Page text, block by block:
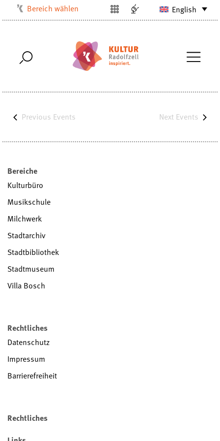
Bereich wählen
Musikschule
Stadtmuseum
Stadtbibliothek
Radolfzell1200
English
Previous Events Next Events
Bereiche
Kulturbüro
Musikschule
Milchwerk
Stadtarchiv
Stadtbibliothek
Stadtmuseum
Villa Bosch
Rechtliches
Datenschutz
Impressum
Barrierefreiheit
Rechtliches